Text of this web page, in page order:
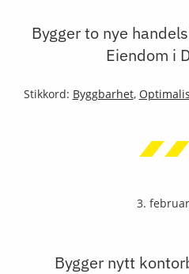
Bygger to nye
Eiendom i
Stikkord: Byggbarhet,
3.
Bygger nytt